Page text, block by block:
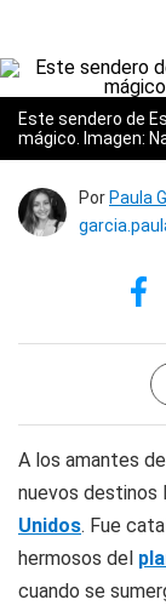
Este sendero de
mágico. Imagen:
Por Paula
A los amantes
nuevos destinos
Unidos. Fue
hermosos del
cuando se